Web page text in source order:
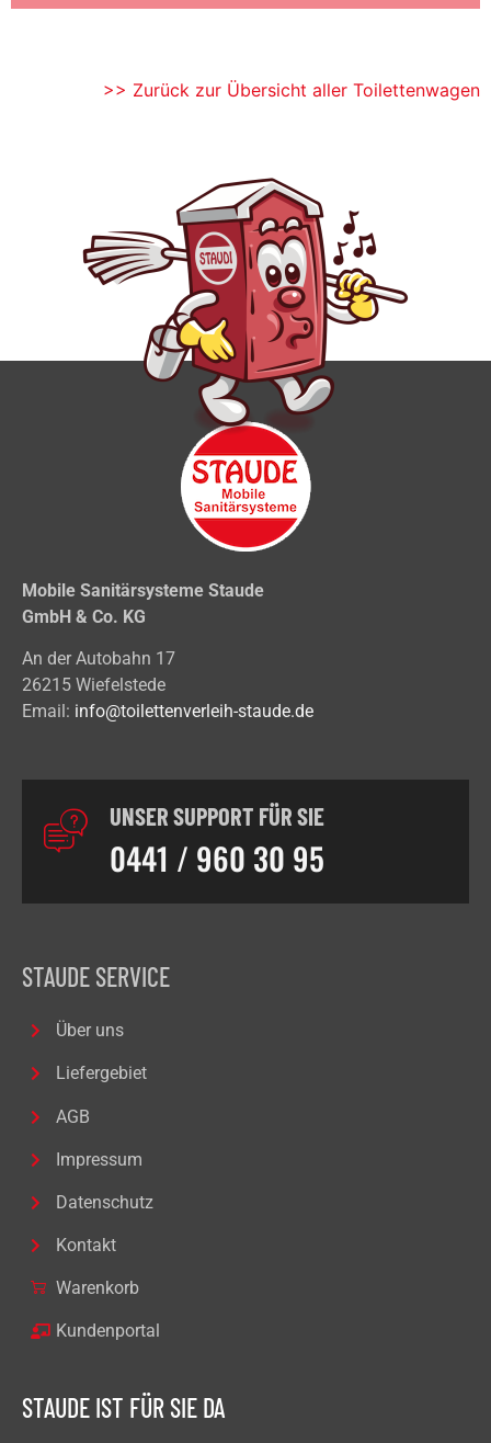
>> Zurück zur Übersicht aller Toilettenwagen
Mobile Sanitärsysteme Staude
GmbH & Co. KG
An der Autobahn 17
26215 Wiefelstede
Email: info@toilettenverleih-staude.de
UNSER SUPPORT FÜR SIE
0441 / 960 30 95
STAUDE SERVICE
Über uns
Liefergebiet
AGB
Impressum
Datenschutz
Kontakt
Warenkorb
Kundenportal
STAUDE IST FÜR SIE DA